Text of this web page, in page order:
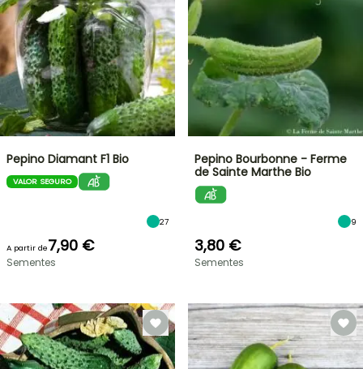
Pepino Diamant F1 Bio
VALOR SEGURO
27
A partir de7,90 €
Sementes
Pepino Bourbonne - Ferme
de Sainte Marthe Bio
9
3,80 €
Sementes